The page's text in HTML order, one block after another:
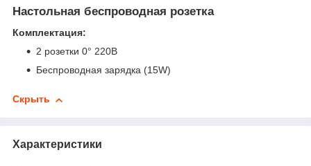
Настольная беспроводная розетка
Комплектация:
2 розетки 0° 220В
Беспроводная зарядка (15W)
Скрыть
Характеристики